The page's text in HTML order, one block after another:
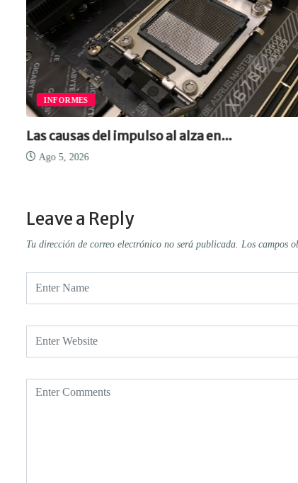
INFORMES
Las causas del impulso al alza en...
Ago 5, 2026
Leave a Reply
Tu dirección de correo electrónico no será publicada. Los campos